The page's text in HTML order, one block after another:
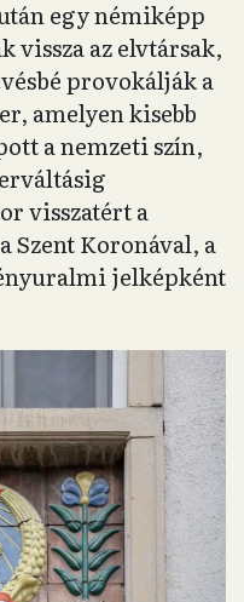
egy némiképp
vissza az elvtársak,
provokálják a
amelyen kisebb
a nemzeti szín,
visszatért a
Koronával, a
jelképként